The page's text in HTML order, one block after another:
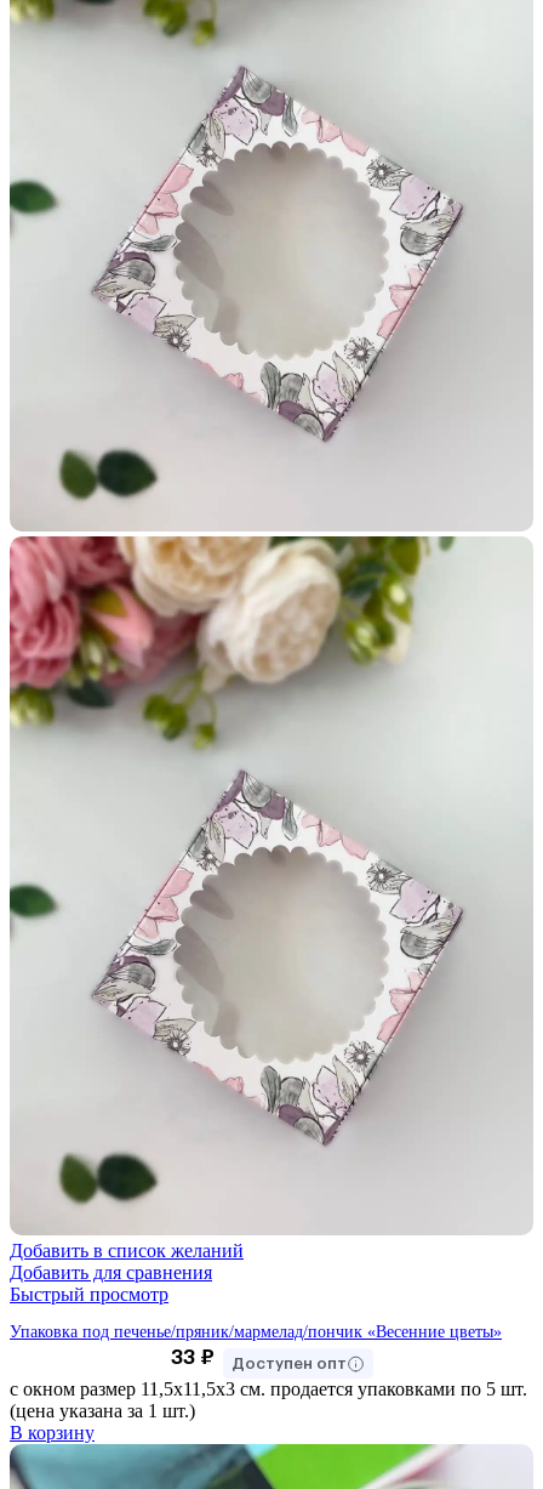
Добавить в список желаний
Добавить для сравнения
Быстрый просмотр
Упаковка под печенье/пряник/мармелад/пончик «Весенние цветы»
33 ₽ Доступен опт
с окном размер 11,5х11,5х3 см. продается упаковками по 5 шт.
(цена указана за 1 шт.)
В корзину